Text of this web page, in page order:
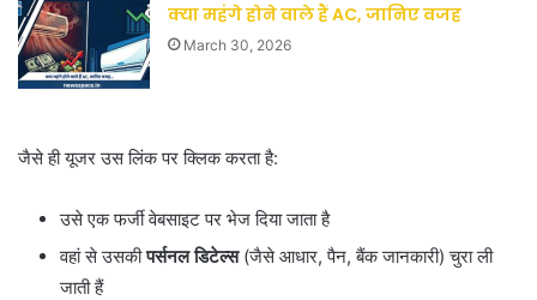
क्या महंगे होने वाले हैं AC, जानिए वजह
March 30, 2026
जैसे ही यूजर उस लिंक पर क्लिक करता है:
उसे एक फर्जी वेबसाइट पर भेज दिया जाता है
वहां से उसकीपर्सनल डिटेल्स(जैसे आधार, पैन, बैंक जानकारी) चुरा ली
जाती हैं